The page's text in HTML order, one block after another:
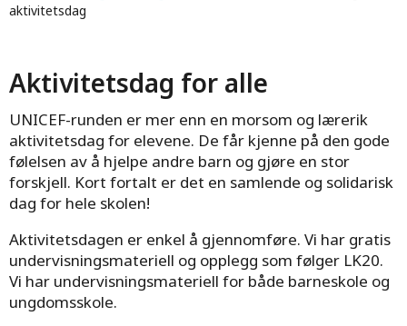
aktivitetsdag
Aktivitetsdag for alle
UNICEF-runden er mer enn en morsom og lærerik
aktivitetsdag for elevene. De får kjenne på den gode
følelsen av å hjelpe andre barn og gjøre en stor
forskjell. Kort fortalt er det en samlende og solidarisk
dag for hele skolen!
Aktivitetsdagen er enkel å gjennomføre. Vi har gratis
undervisningsmateriell og opplegg som følger LK20.
Vi har undervisningsmateriell for både barneskole og
ungdomsskole.